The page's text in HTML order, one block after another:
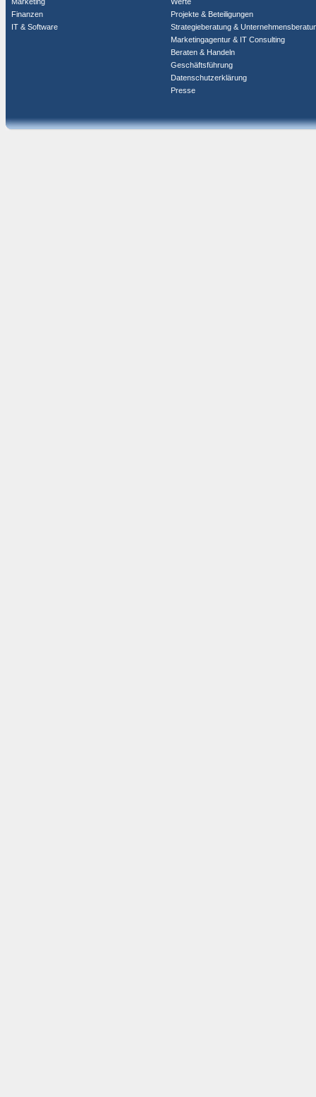
Finanzen
IT & Software
Projekte & Beteiligungen
Strategieberatung &
Marketingagentur & IT Consulting
Beraten & Handeln
Geschäftsführung
Datenschutzerklärung
Presse